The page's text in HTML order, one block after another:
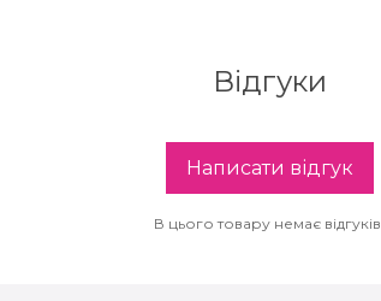
Відгуки
Написати відгук
В цього товару немає відгуків.